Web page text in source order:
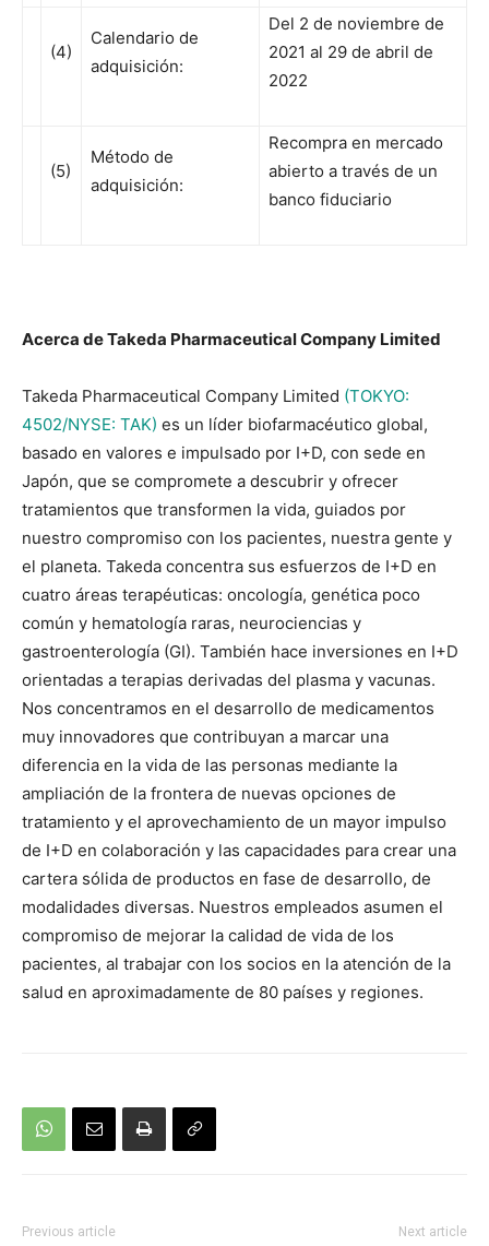
(4)
Calendario de
adquisición:
Del 2 de noviembre de
2021 al 29 de abril de
2022
(5)
Método de
adquisición:
Recompra en mercado
abierto a través de un
banco fiduciario
Acerca de Takeda Pharmaceutical Company Limited
Takeda Pharmaceutical Company Limited (TOKYO:
4502/NYSE: TAK) es un líder biofarmacéutico global,
basado en valores e impulsado por I+D, con sede en
Japón, que se compromete a descubrir y ofrecer
tratamientos que transformen la vida, guiados por
nuestro compromiso con los pacientes, nuestra gente y
el planeta. Takeda concentra sus esfuerzos de I+D en
cuatro áreas terapéuticas: oncología, genética poco
común y hematología raras, neurociencias y
gastroenterología (GI). También hace inversiones en I+D
orientadas a terapias derivadas del plasma y vacunas.
Nos concentramos en el desarrollo de medicamentos
muy innovadores que contribuyan a marcar una
diferencia en la vida de las personas mediante la
ampliación de la frontera de nuevas opciones de
tratamiento y el aprovechamiento de un mayor impulso
de I+D en colaboración y las capacidades para crear una
cartera sólida de productos en fase de desarrollo, de
modalidades diversas. Nuestros empleados asumen el
compromiso de mejorar la calidad de vida de los
pacientes, al trabajar con los socios en la atención de la
salud en aproximadamente de 80 países y regiones.
Previous article Next article